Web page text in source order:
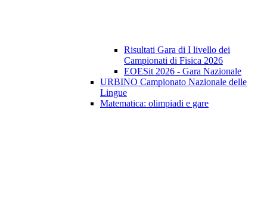
Risultati Gara di I livello dei
Campionati di Fisica 2026
EOESit 2026 - Gara Nazionale
URBINO Campionato Nazionale delle
Lingue
Matematica: olimpiadi e gare